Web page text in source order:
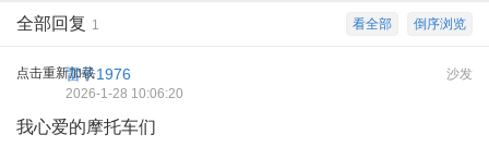
倒序浏览
看全部
全部回复 1
点击重新加载 沙发
雷子1976
2026-1-28 10:06:20
我心爱的摩托车们